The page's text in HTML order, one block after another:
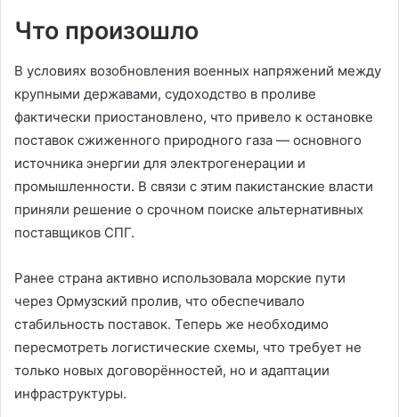
Что произошло
В условиях возобновления военных напряжений между
крупными державами, судоходство в проливе
фактически приостановлено, что привело к остановке
поставок сжиженного природного газа — основного
источника энергии для электрогенерации и
промышленности. В связи с этим пакистанские власти
приняли решение о срочном поиске альтернативных
поставщиков СПГ.
Ранее страна активно использовала морские пути
через Ормузский пролив, что обеспечивало
стабильность поставок. Теперь же необходимо
пересмотреть логистические схемы, что требует не
только новых договорённостей, но и адаптации
инфраструктуры.